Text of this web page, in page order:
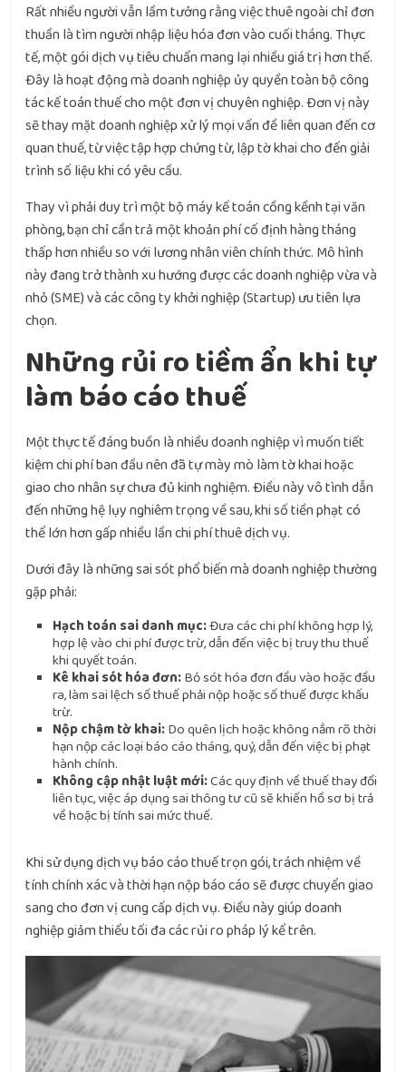
Rất nhiều người vẫn lầm tưởng rằng việc thuê ngoài chỉ đơn
thuần là tìm người nhập liệu hóa đơn vào cuối tháng. Thực
tế, một gói dịch vụ tiêu chuẩn mang lại nhiều giá trị hơn thế.
Đây là hoạt động mà doanh nghiệp ủy quyền toàn bộ công
tác kế toán thuế cho một đơn vị chuyên nghiệp. Đơn vị này
sẽ thay mặt doanh nghiệp xử lý mọi vấn đề liên quan đến cơ
quan thuế, từ việc tập hợp chứng từ, lập tờ khai cho đến giải
trình số liệu khi có yêu cầu.
Thay vì phải duy trì một bộ máy kế toán cồng kềnh tại văn
phòng, bạn chỉ cần trả một khoản phí cố định hàng tháng
thấp hơn nhiều so với lương nhân viên chính thức. Mô hình
này đang trở thành xu hướng được các doanh nghiệp vừa và
nhỏ (SME) và các công ty khởi nghiệp (Startup) ưu tiên lựa
chọn.
Những rủi ro tiềm ẩn khi tự
làm báo cáo thuế
Một thực tế đáng buồn là nhiều doanh nghiệp vì muốn tiết
kiệm chi phí ban đầu nên đã tự mày mò làm tờ khai hoặc
giao cho nhân sự chưa đủ kinh nghiệm. Điều này vô tình dẫn
đến những hệ lụy nghiêm trọng về sau, khi số tiền phạt có
thể lớn hơn gấp nhiều lần chi phí thuê dịch vụ.
Dưới đây là những sai sót phổ biến mà doanh nghiệp thường
gặp phải:
Hạch toán sai danh mục:Đưa các chi phí không hợp lý,
hợp lệ vào chi phí được trừ, dẫn đến việc bị truy thu thuế
khi quyết toán.
Kê khai sót hóa đơn:Bỏ sót hóa đơn đầu vào hoặc đầu
ra, làm sai lệch số thuế phải nộp hoặc số thuế được khấu
trừ.
Nộp chậm tờ khai:Do quên lịch hoặc không nắm rõ thời
hạn nộp các loại báo cáo tháng, quý, dẫn đến việc bị phạt
hành chính.
Không cập nhật luật mới:Các quy định về thuế thay đổi
liên tục, việc áp dụng sai thông tư cũ sẽ khiến hồ sơ bị trả
về hoặc bị tính sai mức thuế.
Khi sử dụng dịch vụ báo cáo thuế trọn gói, trách nhiệm về
tính chính xác và thời hạn nộp báo cáo sẽ được chuyển giao
sang cho đơn vị cung cấp dịch vụ. Điều này giúp doanh
nghiệp giảm thiểu tối đa các rủi ro pháp lý kể trên.